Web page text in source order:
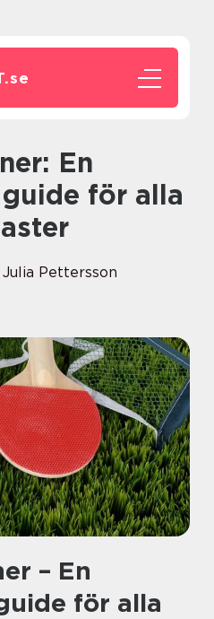
se
för alla
Julia Pettersson
– En
för alla